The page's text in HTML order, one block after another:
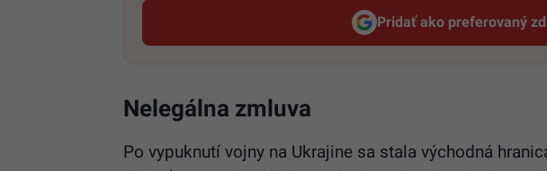
Pridať ako preferovaný
Startitup,
Nelegálna zmluva
Po vypuknutí vojny na Ukrajine sa stala východná